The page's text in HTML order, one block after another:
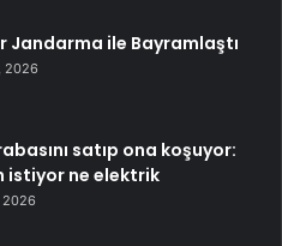
Jandarma ile Bayramlaştı
2026
satıp ona koşuyor:
istiyor ne elektrik
2026